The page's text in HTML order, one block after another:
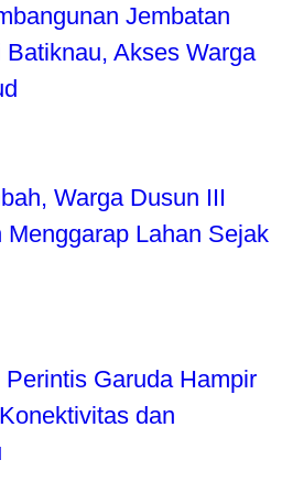
Jembatan
Akses Warga
Warga Dusun III
Menggarap Lahan Sejak
Garuda Hampir
dan